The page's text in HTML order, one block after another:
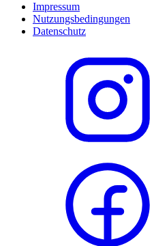
Impressum
Nutzungsbedingungen
Datenschutz